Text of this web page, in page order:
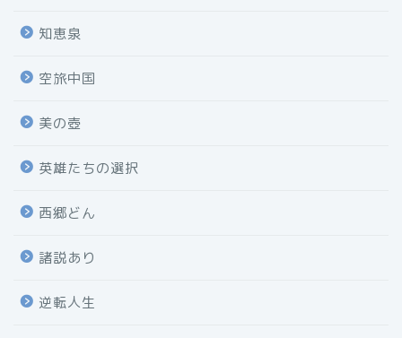
知恵泉
空旅中国
美の壺
英雄たちの選択
西郷どん
諸説あり
逆転人生